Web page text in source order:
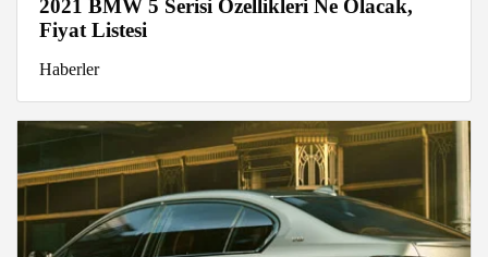
2021 BMW 5 Serisi Özellikleri Ne Olacak,
Fiyat Listesi
Haberler